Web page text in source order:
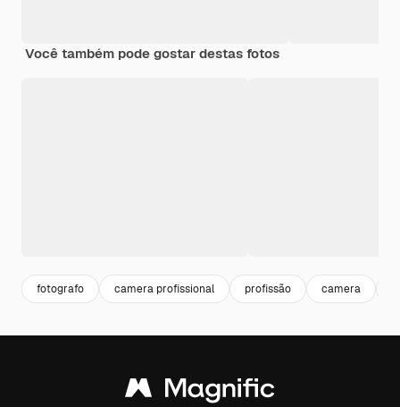
Você também pode gostar destas fotos
fotografo camera profissional profissão camera